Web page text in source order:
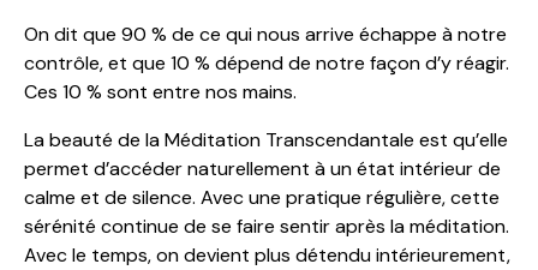
On dit que 90 % de ce qui nous arrive échappe à notre
contrôle, et que 10 % dépend de notre façon d’y réagir.
Ces 10 % sont entre nos mains.
La beauté de la Méditation Transcendantale est qu’elle
permet d’accéder naturellement à un état intérieur de
calme et de silence. Avec une pratique régulière, cette
sérénité continue de se faire sentir après la méditation.
Avec le temps, on devient plus détendu intérieurement,